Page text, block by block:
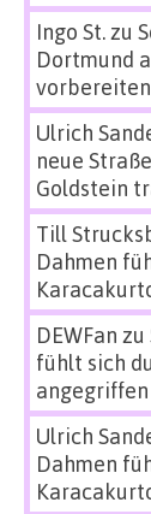
Ingo St.zu
Dortmund
Ulrich
neue
Goldstein
Till
Dahmen
DEWFan zu
fühlt sich
angegriffen
Ulrich
Dahmen